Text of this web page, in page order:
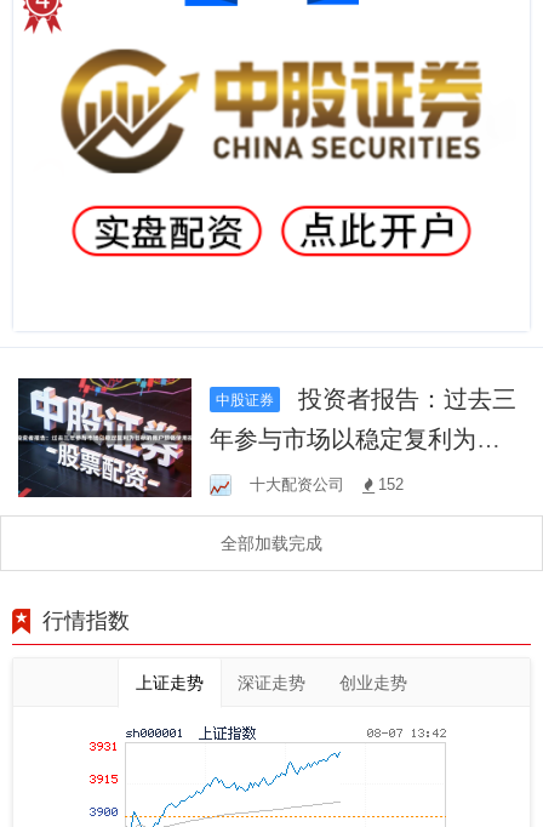
中股证券
投资者报告：过去三
年参与市场以稳定复利为目
标的账户群体使用投
十大配资公司 152
全部加载完成
行情指数
上证走势 深证走势 创业走势